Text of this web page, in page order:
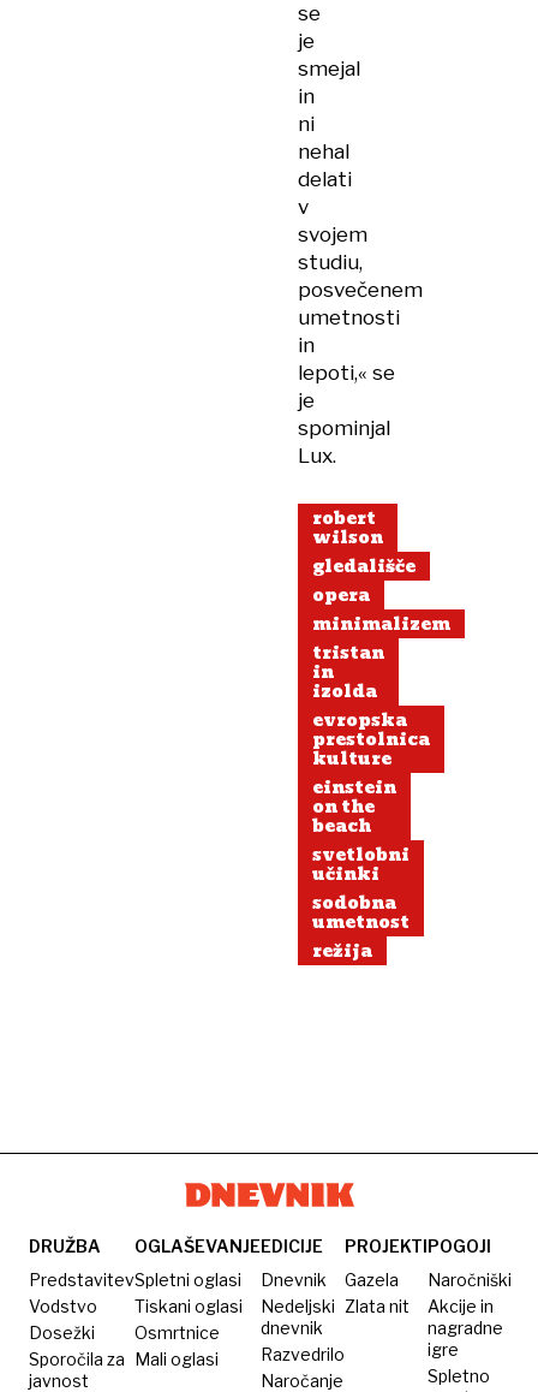
se
je
smejal
in
ni
nehal
delati
v
svojem
studiu,
posvečenem
umetnosti
in
lepoti,« se
je
spominjal
Lux.
robert
wilson
gledališče
opera
minimalizem
tristan
in
izolda
evropska
prestolnica
kulture
einstein
on the
beach
svetlobni
učinki
sodobna
umetnost
režija
DRUŽBA
Predstavitev
Vodstvo
Dosežki
Sporočila za
javnost
OGLAŠEVANJE
Spletni oglasi
Tiskani oglasi
Osmrtnice
Mali oglasi
EDICIJE
Dnevnik
Nedeljski
dnevnik
Razvedrilo
Naročanje
PROJEKTI
Gazela
Zlata nit
POGOJI
Naročniški
Akcije in
nagradne
igre
Spletno